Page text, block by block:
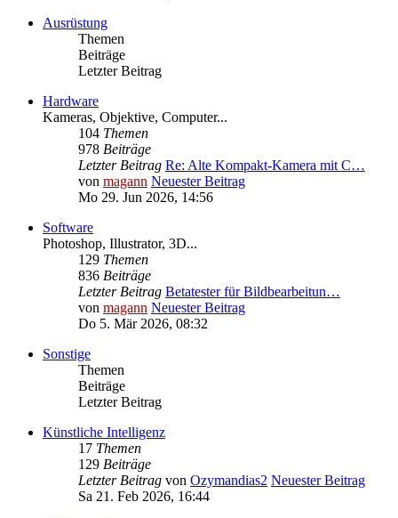
Ausrüstung
Themen
Beiträge
Letzter Beitrag
Hardware
Kameras, Objektive, Computer...
104 Themen
978 Beiträge
Letzter Beitrag Re: Alte Kompakt-Kamera mit C…
von magann Neuester Beitrag
Mo 29. Jun 2026, 14:56
Software
Photoshop, Illustrator, 3D...
129 Themen
836 Beiträge
Letzter Beitrag Betatester für Bildbearbeitun…
von magann Neuester Beitrag
Do 5. Mär 2026, 08:32
Sonstige
Themen
Beiträge
Letzter Beitrag
Künstliche Intelligenz
17 Themen
129 Beiträge
Letzter Beitrag von Ozymandias2 Neuester Beitrag
Sa 21. Feb 2026, 16:44